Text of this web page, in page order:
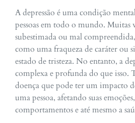
A depressão é uma condição
pessoas em todo o mundo. Muitas
subestimada ou mal
como uma fraqueza de caráter ou
estado de tristeza. No entanto, a
complexa e profunda do que isso.
doença que pode ter um impacto
uma pessoa, afetando suas
comportamentos e até mesmo a